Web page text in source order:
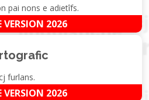
pai nons e adietîfs.
VERSION 2026
furlans.
VERSION 2026